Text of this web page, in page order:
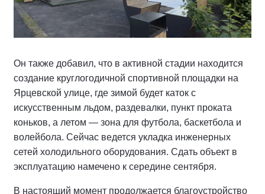
Он также добавил, что в активной стадии находится
создание круглогодичной спортивной площадки на
Ярцевской улице, где зимой будет каток с
искусственным льдом, раздевалки, пункт проката
коньков, а летом — зона для футбола, баскетбола и
волейбола. Сейчас ведется укладка инженерных
сетей холодильного оборудования. Сдать объект в
эксплуатацию намечено к середине сентября.
В настоящий момент продолжается благоустройство